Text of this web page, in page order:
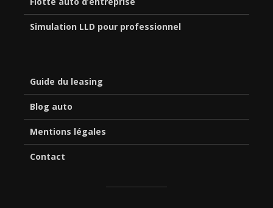
Simulation LLD pour professionnel
Guide du leasing
Blog auto
Mentions légales
Contact